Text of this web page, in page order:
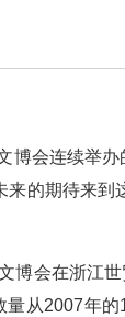
博会连续举
的期待来到
博会在浙江
量从2007年